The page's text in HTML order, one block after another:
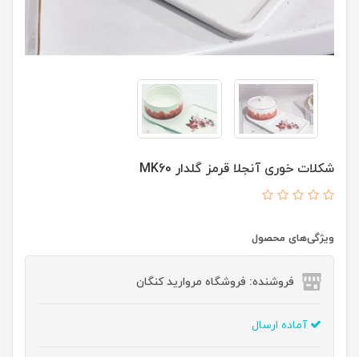
شکلات خوری آنجلا قرمز گلدار MK60
ویژگی‌های محصول
فروشنده: فروشگاه مروارید کنگان
آماده ارسال